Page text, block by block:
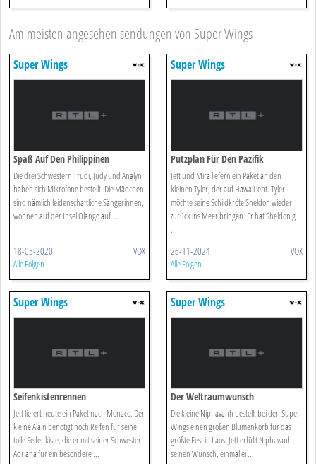
Am meisten angesehen sendungen von Super Wings
Super Wings
Spaß Auf Den Philippinen
Die drei Schwestern Trudi, Judy und Analyn
haben sich Mikrofone bestellt. Die Mädchen
sind nämlich leidenschaftliche Sängerinnen,
wohnen auf der Insel Olango auf ...
18-03-2020 VOX
Alle Folgen
Super Wings
Putzplan Für Den Pazifik
Jett und Mira liefern ein Paket an den
kleinen Tyler, der auf Hawaii lebt. Tyler
möchte seine Schildkröte Sheldon wieder
zurück ins Meer bringen. Er hat Sheldon g
...
26-11-2024 VOX
Alle Folgen
Super Wings
Seifenkistenrennen
Jett liefert heute ein Paket nach Monaco. Der
kleine Alain benötigt noch Reifen für seine
tolle Seifenkiste, die er mit seiner Schwester
Adriana für ein besondere ...
Super Wings
Der Weltraumwunsch
Die kleine Niphavanh bestellt bei den Super
Wings einen großen Blumenkorb für das
größte Fest in Laos. Jett erfüllt Niphavanh
seinen Wunsch, einmal ei ...